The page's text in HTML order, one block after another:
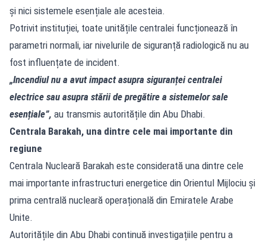
și nici sistemele esențiale ale acesteia.
Potrivit instituției, toate unitățile centralei funcționează în
parametri normali, iar nivelurile de siguranță radiologică nu au
fost influențate de incident.
„Incendiul nu a avut impact asupra siguranței centralei
electrice sau asupra stării de pregătire a sistemelor sale
esențiale”, au transmis autoritățile din Abu Dhabi.
Centrala Barakah, una dintre cele mai importante din
regiune
Centrala Nucleară Barakah este considerată una dintre cele
mai importante infrastructuri energetice din Orientul Mijlociu și
prima centrală nucleară operațională din Emiratele Arabe
Unite.
Autoritățile din Abu Dhabi continuă investigațiile pentru a